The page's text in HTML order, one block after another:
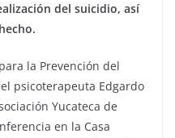
del suicidio, así
la Prevención del
psicoterapeuta Edgardo
Yucateca de
en la Casa